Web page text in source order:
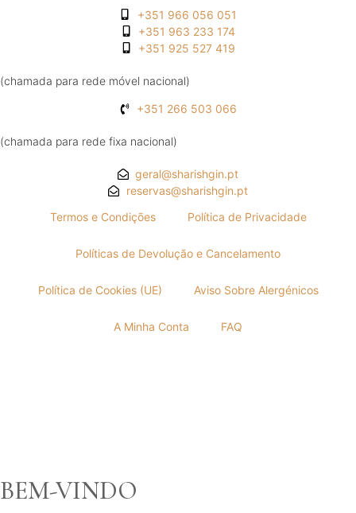
+351 966 056 051
+351 963 233 174
+351 925 527 419
(chamada para rede móvel nacional)
+351 266 503 066
(chamada para rede fixa nacional)
geral@sharishgin.pt
reservas@sharishgin.pt
Termos e Condições
Política de Privacidade
Políticas de Devolução e Cancelamento
Política de Cookies (UE) Aviso Sobre Alergénicos
A Minha Conta FAQ
BEM-VINDO